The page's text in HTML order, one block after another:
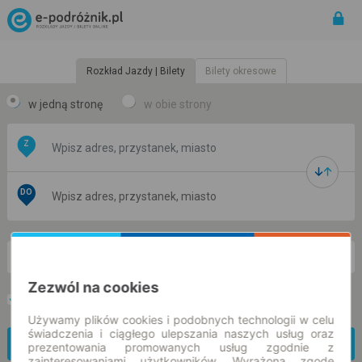
Rozkład Jazdy | Bilety Bilety okresowe
w jedną stronę w obie strony
Z
DO
Znajdź połączenie
Zezwól na cookies
Używamy plików cookies i podobnych technologii w celu
świadczenia i ciągłego ulepszania naszych usług oraz
prezentowania promowanych usług zgodnie z